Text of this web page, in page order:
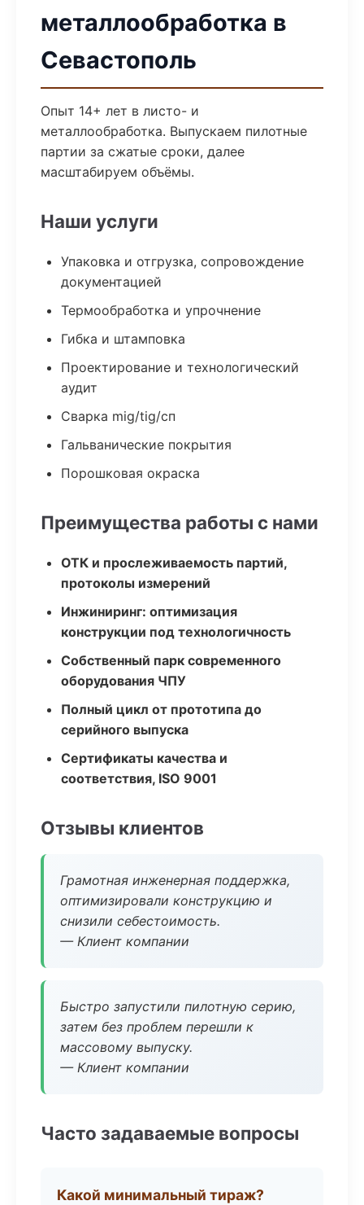
металлообработка в
Севастополь
Опыт 14+ лет в листо- и
металлообработка. Выпускаем пилотные
партии за сжатые сроки, далее
масштабируем объёмы.
Наши услуги
Упаковка и отгрузка, сопровождение
документацией
Термообработка и упрочнение
Гибка и штамповка
Проектирование и технологический
аудит
Сварка mig/tig/сп
Гальванические покрытия
Порошковая окраска
Преимущества работы с нами
ОТК и прослеживаемость партий,
протоколы измерений
Инжиниринг: оптимизация
конструкции под технологичность
Собственный парк современного
оборудования ЧПУ
Полный цикл от прототипа до
серийного выпуска
Сертификаты качества и
соответствия, ISO 9001
Отзывы клиентов
Грамотная инженерная поддержка,
оптимизировали конструкцию и
снизили себестоимость.
— Клиент компании
Быстро запустили пилотную серию,
затем без проблем перешли к
массовому выпуску.
— Клиент компании
Часто задаваемые вопросы
Какой минимальный тираж?